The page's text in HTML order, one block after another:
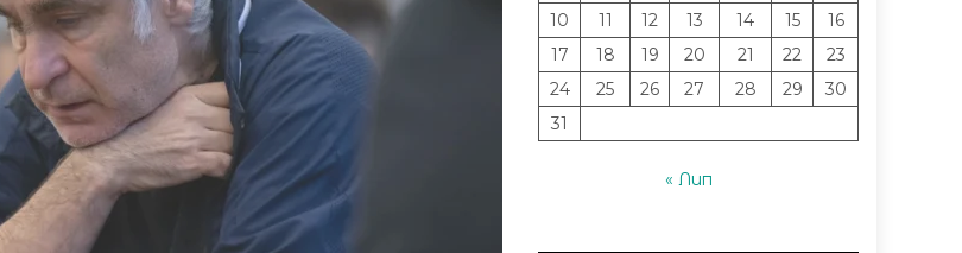
10
11 12 13 14 15
16
17
18 19 20 21 22
23
24
25 26 27 28 29
30
31
« Лип